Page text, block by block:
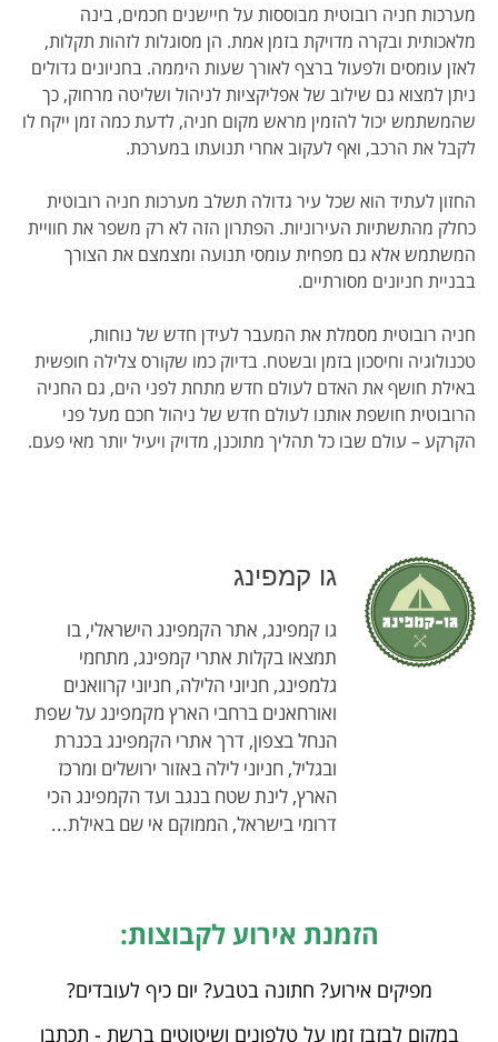
מערכות חניה רובוטית מבוססות על חיישנים חכמים, בינה
מלאכותית ובקרה מדויקת בזמן אמת. הן מסוגלות לזהות תקלות,
לאזן עומסים ולפעול ברצף לאורך שעות היממה. בחניונים גדולים
ניתן למצוא גם שילוב של אפליקציות לניהול ושליטה מרחוק, כך
שהמשתמש יכול להזמין מראש מקום חניה, לדעת כמה זמן ייקח לו
לקבל את הרכב, ואף לעקוב אחרי תנועתו במערכת.
החזון לעתיד הוא שכל עיר גדולה תשלב מערכות חניה רובוטית
כחלק מהתשתיות העירוניות. הפתרון הזה לא רק משפר את חוויית
המשתמש אלא גם מפחית עומסי תנועה ומצמצם את הצורך
בבניית חניונים מסורתיים.
חניה רובוטית מסמלת את המעבר לעידן חדש של נוחות,
טכנולוגיה וחיסכון בזמן ובשטח. בדיוק כמו שקורס צלילה חופשית
באילת חושף את האדם לעולם חדש מתחת לפני הים, גם החניה
הרובוטית חושפת אותנו לעולם חדש של ניהול חכם מעל פני
הקרקע – עולם שבו כל תהליך מתוכנן, מדויק ויעיל יותר מאי פעם.
גו קמפינג
גו קמפינג, אתר הקמפינג הישראלי, בו
תמצאו בקלות אתרי קמפינג, מתחמי
גלמפינג, חניוני הלילה, חניוני קרוואנים
ואורחאנים ברחבי הארץ מקמפינג על שפת
הנחל בצפון, דרך אתרי הקמפינג בכנרת
ובגליל, חניוני לילה באזור ירושלים ומרכז
הארץ, לינת שטח בנגב ועד הקמפינג הכי
דרומי בישראל, הממוקם אי שם באילת...
הזמנת אירוע לקבוצות:
מפיקים אירוע? חתונה בטבע? יום כיף לעובדים?
במקום לבזבז זמן על טלפונים ושיטוטים ברשת - תכתבו